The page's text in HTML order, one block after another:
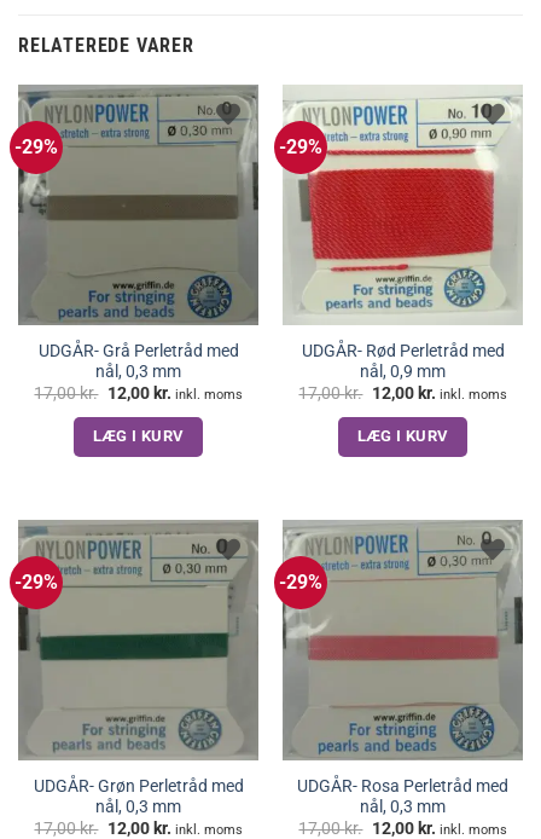
RELATEREDE VARER
-29%
UDGÅR- Grå Perletråd med
nål, 0,3 mm
17,00kr. Den
oprindelige
pris
var:
17,00 kr..
12,00 kr. Den
pris
er:
12,00 kr..
inkl. moms
LÆG I KURV
-29%
UDGÅR- Rød Perletråd med
nål, 0,9 mm
17,00kr. Den
oprindelige
pris
var:
17,00 kr..
12,00 kr. Den
pris
er:
12,00 kr..
inkl. moms
LÆG I KURV
-29%
UDGÅR- Grøn Perletråd med
nål, 0,3 mm
17,00kr. Den
12,00 kr. Den
inkl. moms
-29%
UDGÅR- Rosa Perletråd med
nål, 0,3 mm
17,00kr. Den
12,00 kr. Den
inkl. moms